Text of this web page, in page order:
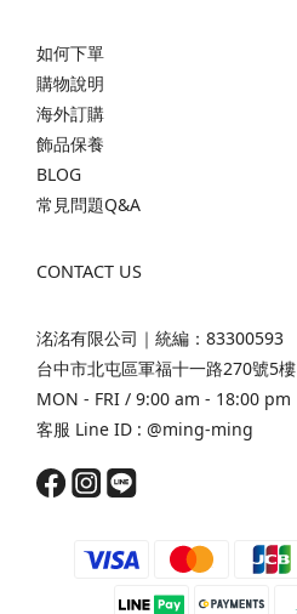
如何下單
購物說明
海外訂購
飾品保養
BLOG
常見問題Q&A
CONTACT US
洺洺有限公司｜統編：83300593
台中市北屯區軍福十一路270號5樓
MON - FRI / 9:00 am - 18:00 pm
客服 Line ID : @ming-ming